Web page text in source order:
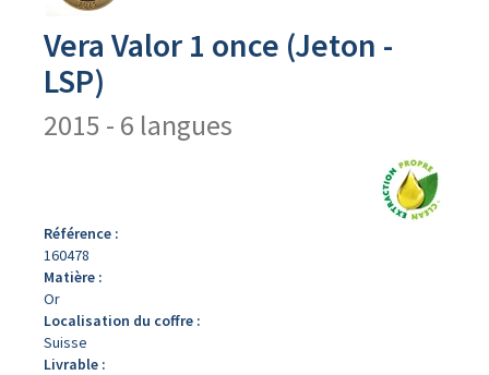
Vera Valor 1 once (Jeton -
LSP)
2015 - 6 langues
Référence :
160478
Matière :
Or
Localisation du coffre :
Suisse
Livrable :